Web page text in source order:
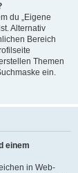
du „Eigene
Alternativ
Bereich
Themen
ein.
einem
in Web-